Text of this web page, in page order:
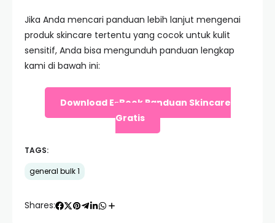
Jika Anda mencari panduan lebih lanjut mengenai
produk skincare tertentu yang cocok untuk kulit
sensitif, Anda bisa mengunduh panduan lengkap
kami di bawah ini:
Download E-Book Panduan Skincare
Gratis
TAGS:
general bulk 1
Shares: